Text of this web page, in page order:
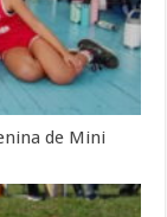
de Mini